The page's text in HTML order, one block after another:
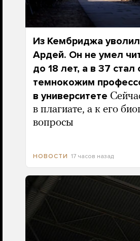
Из Кембриджа
Ардей. Он не умел
до 18 лет, а в 37
темнокожим
в университете
в плагиате, а к его
вопросы
НОВОСТИ 17 часов назад